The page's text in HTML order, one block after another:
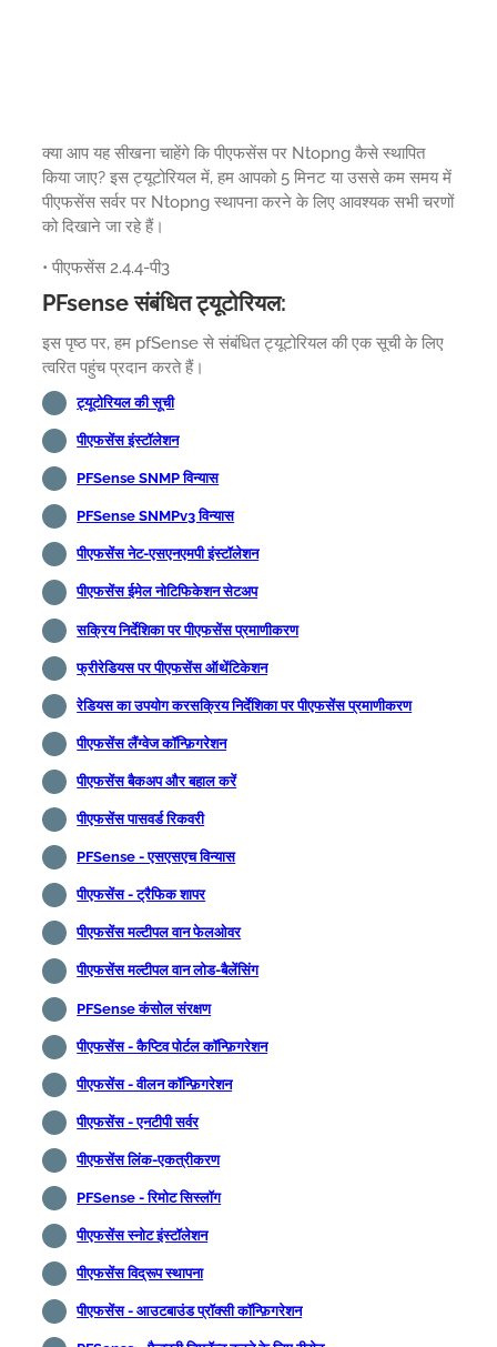
क्या आप यह सीखना चाहेंगे कि पीएफसेंस पर Ntopng कैसे स्थापित
किया जाए? इस ट्यूटोरियल में, हम आपको 5 मिनट या उससे कम समय में
पीएफसेंस सर्वर पर Ntopng स्थापना करने के लिए आवश्यक सभी चरणों
को दिखाने जा रहे हैं।
• पीएफसेंस 2.4.4-पी3
PFsense संबंधित ट्यूटोरियल:
इस पृष्ठ पर, हम pfSense से संबंधित ट्यूटोरियल की एक सूची के लिए
त्वरित पहुंच प्रदान करते हैं।
ट्यूटोरियल की सूची
पीएफसेंस इंस्टॉलेशन
PFSense SNMP विन्यास
PFSense SNMPv3 विन्यास
पीएफसेंस नेट-एसएनएमपी इंस्टॉलेशन
पीएफसेंस ईमेल नोटिफिकेशन सेटअप
सक्रिय निर्देशिका पर पीएफसेंस प्रमाणीकरण
फ्रीरेडियस पर पीएफसेंस ऑथेंटिकेशन
रेडियस का उपयोग करसक्रिय निर्देशिका पर पीएफसेंस प्रमाणीकरण
पीएफसेंस लैंग्वेज कॉन्फ़िगरेशन
पीएफसेंस बैकअप और बहाल करें
पीएफसेंस पासवर्ड रिकवरी
PFSense - एसएसएच विन्यास
पीएफसेंस - ट्रैफिक शापर
पीएफसेंस मल्टीपल वान फेलओवर
पीएफसेंस मल्टीपल वान लोड-बैलेंसिंग
PFSense कंसोल संरक्षण
पीएफसेंस - कैप्टिव पोर्टल कॉन्फ़िगरेशन
पीएफसेंस - वीलन कॉन्फ़िगरेशन
पीएफसेंस - एनटीपी सर्वर
पीएफसेंस लिंक-एकत्रीकरण
PFSense - रिमोट सिस्लॉग
पीएफसेंस स्नोट इंस्टॉलेशन
पीएफसेंस विद्रूप स्थापना
पीएफसेंस - आउटबाउंड प्रॉक्सी कॉन्फ़िगरेशन